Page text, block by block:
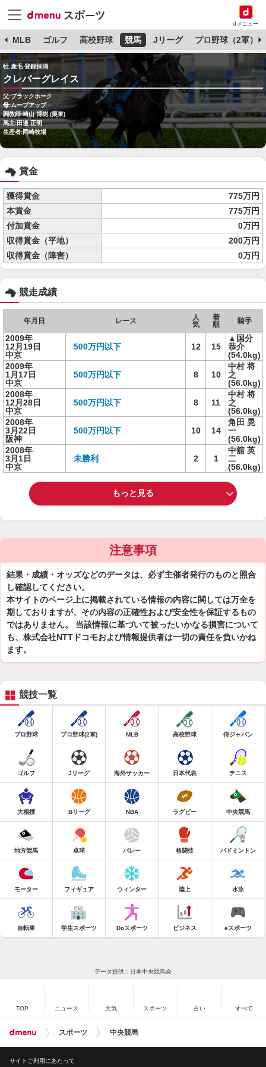
dメニュー
MLB ゴルフ 高校野球 競馬 Jリーグ プロ野球（2軍）
牡 鹿毛 登録抹消
クレバーグレイス
父:ブラックホーク
母:ムーブアップ
調教師:崎山 博樹 (栗東)
馬主:田邉 正明
生産者:岡崎牧場
賞金
獲得賞金
775万円
本賞金
775万円
付加賞金
0万円
収得賞金（平地）
200万円
収得賞金（障害）
0万円
競走成績
年月日 レース
人
気
着
順
騎手
2009年
12月19日
中京
500万円以下 12 15
▲国分
恭介
(54.0kg)
2009年
1月17日
中京
500万円以下 8 10
中村 将
之
(56.0kg)
2008年
12月28日
中京
500万円以下 8 11
中村 将
之
(56.0kg)
2008年
3月22日
阪神
500万円以下 10 14
角田 晃
一
(56.0kg)
2008年
3月1日
中京
未勝利 2 1
中舘 英
二
(56.0kg)
もっと見る
注意事項
結果・成績・オッズなどのデータは、必ず主催者発行のものと照合
し確認してください。
本サイトのページ上に掲載されている情報の内容に関しては万全を
期しておりますが、その内容の正確性および安全性を保証するもの
ではありません。 当該情報に基づいて被ったいかなる損害について
も、株式会社NTTドコモおよび情報提供者は一切の責任を負いかね
ます。
競技一覧
プロ野球 プロ野球(2軍) MLB 高校野球 侍ジャパン
ゴルフ Jリーグ 海外サッカー 日本代表 テニス
大相撲 Bリーグ NBA ラグビー 中央競馬
地方競馬 卓球 バレー 格闘技 バドミントン
モーター フィギュア ウィンター 陸上 水泳
自転車 学生スポーツ Doスポーツ ビジネス eスポーツ
データ提供：日本中央競馬会
TOP ニュース 天気 スポーツ 占い すべて
スポーツ 中央競馬
サイトご利用にあたって